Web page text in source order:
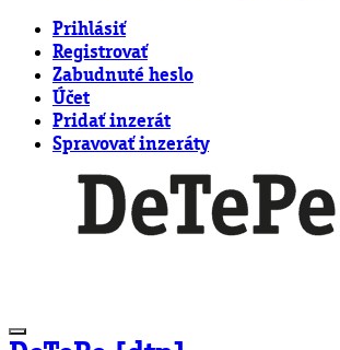
Prihlásiť
Registrovať
Zabudnuté heslo
Účet
Pridať inzerát
Spravovať inzeráty